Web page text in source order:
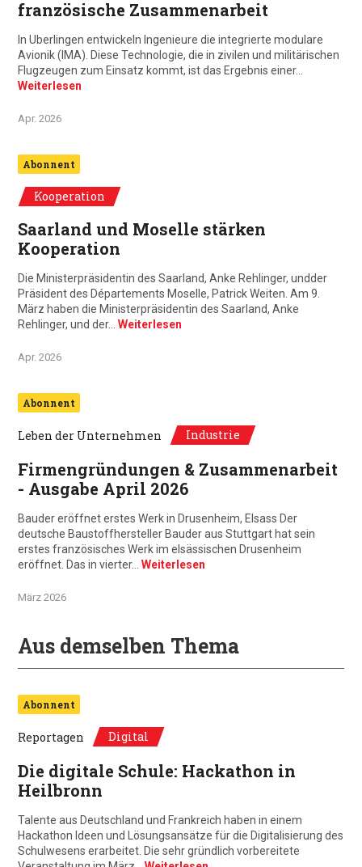
französische Zusammenarbeit
In Uberlingen entwickeln Ingenieure die integrierte modulare
Avionik (IMA). Diese Technologie, die in zivilen und militärischen
Flugzeugen zum Einsatz kommt, ist das Ergebnis einer…
Weiterlesen
Apr. 2026
Abonnent
Kooperation
Saarland und Moselle stärken
Kooperation
Die Ministerpräsidentin des Saarland, Anke Rehlinger, undder
Präsident des Départements Moselle, Patrick Weiten. Am 9.
März haben die Ministerpräsidentin des Saarland, Anke
Rehlinger, und der… Weiterlesen
Apr. 2026
Abonnent
Leben der Unternehmen Industrie
Firmengründungen & Zusammenarbeit
- Ausgabe April 2026
Bauder eröffnet erstes Werk in Drusenheim, Elsass Der
deutsche Baustoffhersteller Bauder aus Stuttgart hat sein
erstes französisches Werk im elsässischen Drusenheim
eröffnet. Das in vierter… Weiterlesen
März 2026
Aus demselben Thema
Abonnent
Reportagen Digital
Die digitale Schule: Hackathon in
Heilbronn
Talente aus Deutschland und Frankreich haben in einem
Hackathon Ideen und Lösungsansätze für die Digitalisierung des
Schulwesens erarbeitet. Die sehr gründlich vorbereitete